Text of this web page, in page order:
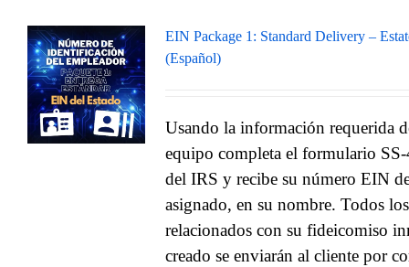
EIN Package 1: Standard Delivery –
(Español)
Usando la información requerida
equipo completa el formulario
del IRS y recibe su número EIN
asignado, en su nombre. Todos
relacionados con su fideicomiso
creado se enviarán al cliente por